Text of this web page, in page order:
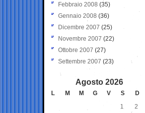
Febbraio 2008 (35)
Gennaio 2008 (36)
Dicembre 2007 (25)
Novembre 2007 (22)
Ottobre 2007 (27)
Settembre 2007 (23)
Agosto 2026
L M M G V S
D
1
2